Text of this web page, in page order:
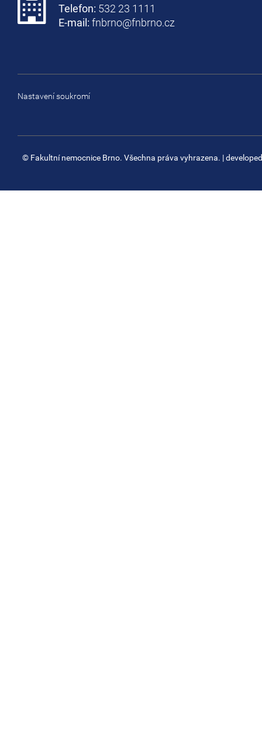
Telefon: 532 23 1111
E-mail: fnbrno@fnbrno.cz
Nastavení soukromí
© Fakultní nemocnice Brno. Všechna práva vyhrazena. |